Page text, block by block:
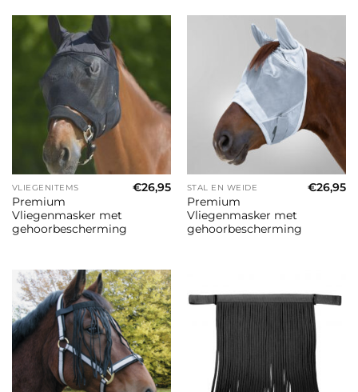
VLIEGENITEMS
Premium
Vliegenmasker met
gehoorbescherming
€26,95 STAL EN WEIDE
Premium
Vliegenmasker met
gehoorbescherming
€26,95